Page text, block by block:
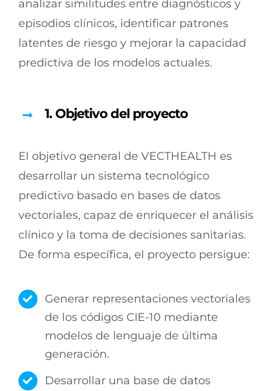
analizar similitudes entre diagnósticos y
episodios clínicos, identificar patrones
latentes de riesgo y mejorar la capacidad
predictiva de los modelos actuales.
1.Objetivo del proyecto
El objetivo general de VECTHEALTH es
desarrollar un sistema tecnológico
predictivo basado en bases de datos
vectoriales, capaz de enriquecer el análisis
clínico y la toma de decisiones sanitarias.
De forma específica, el proyecto persigue:
Generar representaciones vectoriales
de los códigos CIE-10 mediante
modelos de lenguaje de última
generación.
Desarrollar una base de datos